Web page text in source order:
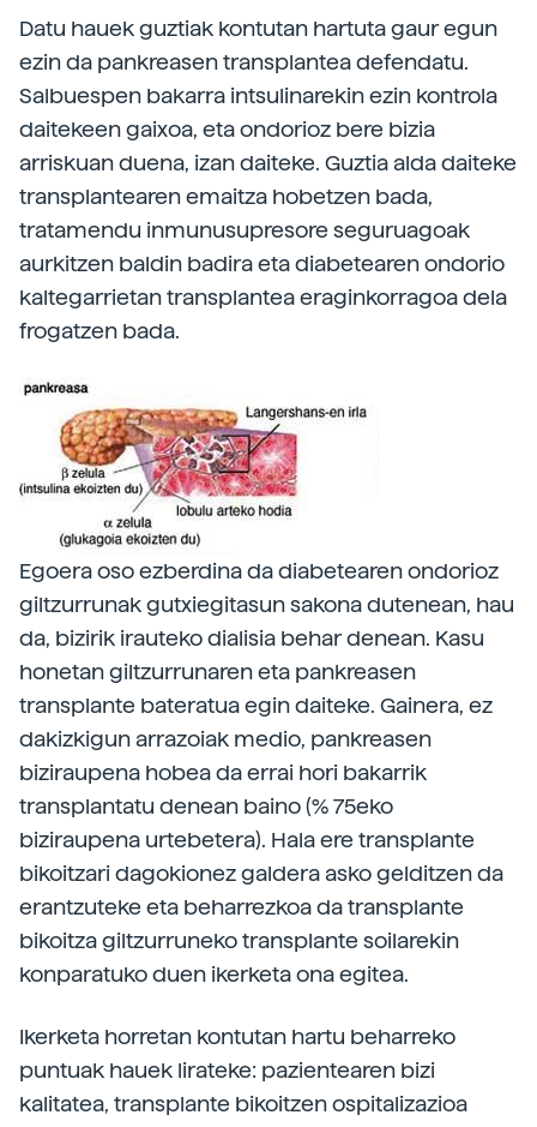
Datu hauek guztiak kontutan hartuta gaur egun
ezin da pankreasen transplantea defendatu.
Salbuespen bakarra intsulinarekin ezin kontrola
daitekeen gaixoa, eta ondorioz bere bizia
arriskuan duena, izan daiteke. Guztia alda daiteke
transplantearen emaitza hobetzen bada,
tratamendu inmunusupresore seguruagoak
aurkitzen baldin badira eta diabetearen ondorio
kaltegarrietan transplantea eraginkorragoa dela
frogatzen bada.
Egoera oso ezberdina da diabetearen ondorioz
giltzurrunak gutxiegitasun sakona dutenean, hau
da, bizirik irauteko dialisia behar denean. Kasu
honetan giltzurrunaren eta pankreasen
transplante bateratua egin daiteke. Gainera, ez
dakizkigun arrazoiak medio, pankreasen
biziraupena hobea da errai hori bakarrik
transplantatu denean baino (% 75eko
biziraupena urtebetera). Hala ere transplante
bikoitzari dagokionez galdera asko gelditzen da
erantzuteke eta beharrezkoa da transplante
bikoitza giltzurruneko transplante soilarekin
konparatuko duen ikerketa ona egitea.
Ikerketa horretan kontutan hartu beharreko
puntuak hauek lirateke: pazientearen bizi
kalitatea, transplante bikoitzen ospitalizazioa